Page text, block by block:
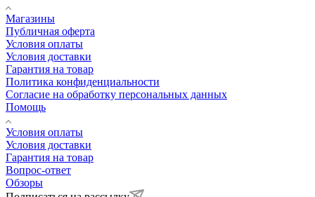
Магазины
Публичная оферта
Условия оплаты
Условия доставки
Гарантия на товар
Политика конфиденциальности
Согласие на обработку персональных данных
Помощь
Условия оплаты
Условия доставки
Гарантия на товар
Вопрос-ответ
Обзоры